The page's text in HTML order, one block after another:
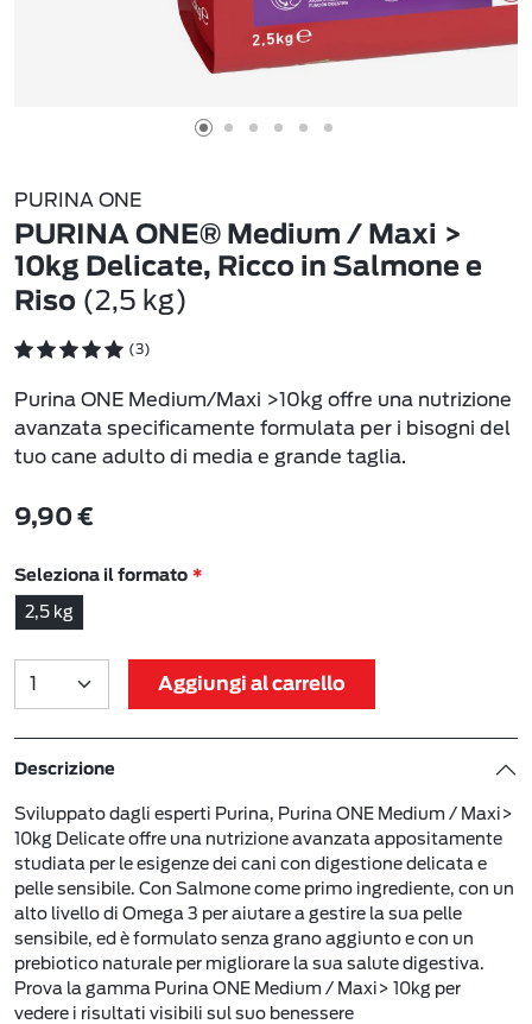
PURINA ONE
PURINA ONE® Medium / Maxi >
10kg Delicate, Ricco in Salmone e
Riso (2,5 kg)
(3)
Purina ONE Medium/Maxi >10kg offre una nutrizione
avanzata specificamente formulata per i bisogni del
tuo cane adulto di media e grande taglia.
9,90 €
Seleziona il formato
2,5 kg
Aggiungi al carrello
Descrizione
Sviluppato dagli esperti Purina, Purina ONE Medium / Maxi>
10kg Delicate offre una nutrizione avanzata appositamente
studiata per le esigenze dei cani con digestione delicata e
pelle sensibile. Con Salmone come primo ingrediente, con un
alto livello di Omega 3 per aiutare a gestire la sua pelle
sensibile, ed è formulato senza grano aggiunto e con un
prebiotico naturale per migliorare la sua salute digestiva.
Prova la gamma Purina ONE Medium / Maxi> 10kg per
vedere i risultati visibili sul suo benessere